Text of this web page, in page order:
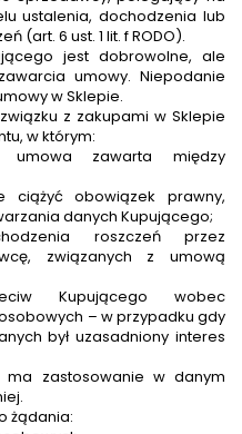
ustalenia, dochodzenia lub
(art. 6 ust. 1 lit. f RODO).
jest dobrowolne, ale
umowy. Niepodanie
w Sklepie.
z zakupami w Sklepie
w którym:
umowa zawarta między
ciążyć obowiązek prawny,
danych Kupującego;
roszczeń przez
związanych z umową
Kupującego wobec
– w przypadku gdy
był uzasadniony interes
zastosowanie w danym
żądania: